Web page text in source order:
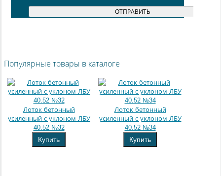
Популярные товары в каталоге
Лоток бетонный
усиленный с уклоном ЛБУ
40.52 №32
Купить
Лоток бетонный
усиленный с уклоном ЛБУ
40.52 №34
Купить